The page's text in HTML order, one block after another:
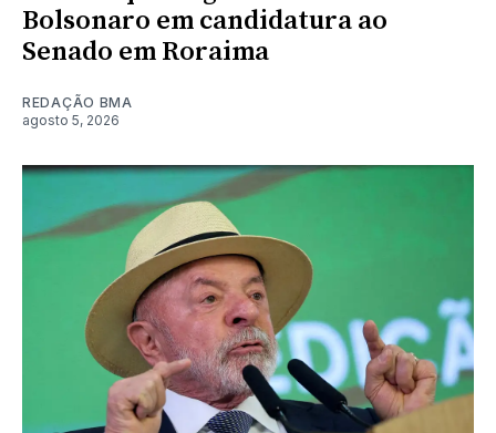
Bolsonaro em candidatura ao
Senado em Roraima
REDAÇÃO BMA
agosto 5, 2026